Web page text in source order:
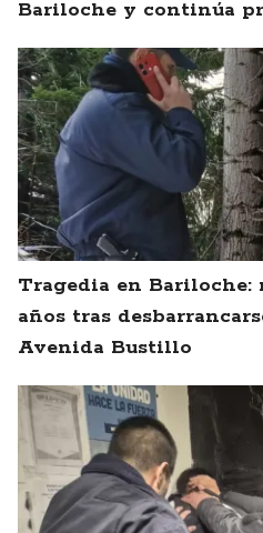
Bariloche y continúa
Tragedia en Bariloche:
años tras
Avenida Bustillo